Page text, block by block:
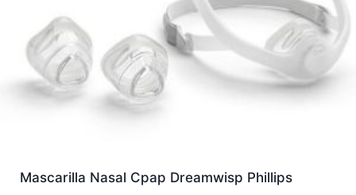
Mascarilla Nasal Cpap Dreamwisp Phillips